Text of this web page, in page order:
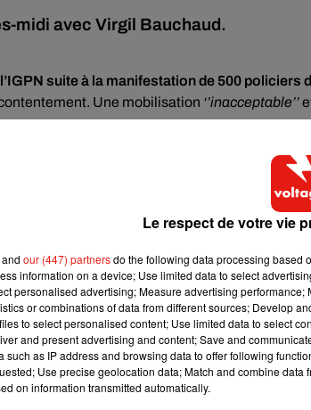
midi avec Virgil Bauchaud.
suite à la manifestation de 500 policiers
Une mobilisation ‘’inacceptable’’
un nouveau tag anti-police a été
avaient déjà été découvertes la semaine
droit de retrait après deux agressions ce lundi
jeunes devant ses élèves de CE2. A
a été condamnée à 100.000€ de
la chute et un pied cassé d’une agent
de 37 ans en possession d’une arme
clients, il a demandé à voir le directeur puis a
Le respect de votre vie
our (447) partnersdo the following data processing based
information on a device; Use limited data to select
personalised advertising; Measure advertising
or combinations of data from different sources; Develop
to select personalised content; Use limited data to select
and present advertising and content; Save and
such as IP address and browsing data to offer following
Use precise geolocation data; Match and combine
on information transmitted automatically.